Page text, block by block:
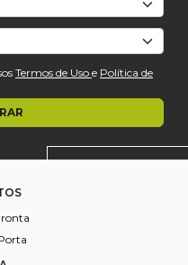
Termos de Uso e Política de